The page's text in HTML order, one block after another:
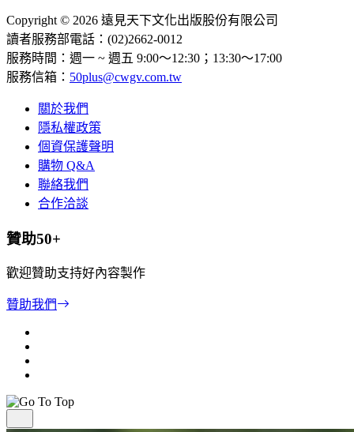
Copyright © 2026 遠見天下文化出版股份有限公司
讀者服務部電話：(02)2662-0012
服務時間：週一 ~ 週五 9:00～12:30；13:30～17:00
服務信箱： 50plus@cwgv.com.tw
關於我們
隱私權政策
個資保護聲明
購物 Q&A
聯絡我們
合作洽談
贊助50+
歡迎贊助支持好內容製作
贊助我們